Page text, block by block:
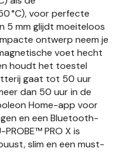
°C), voor perfecte
5 mm glijdt moeiteloos
ontwerp neem je
voet hecht
houdt het toestel
gaat tot 50 uur
dan 50 uur in de
Home-app voor
en een Bluetooth-
PRO X is
slim en een must-